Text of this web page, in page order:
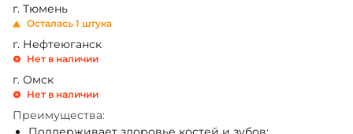
г. Тюмень
Осталась 1 штука
г. Нефтеюганск
Нет в наличии
г. Омск
Нет в наличии
Преимущества: